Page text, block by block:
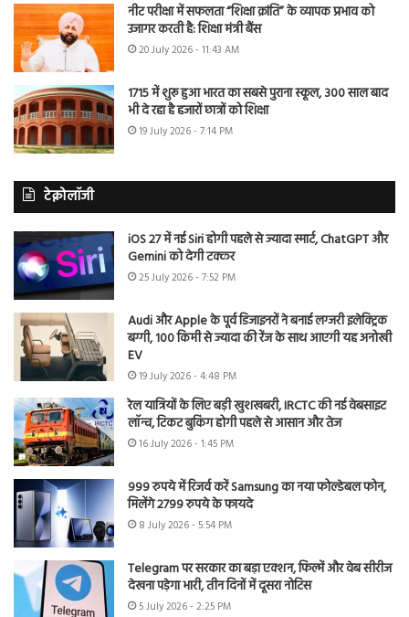
नीट परीक्षा में सफलता “शिक्षा क्रांति” के व्यापक प्रभाव को
उजागर करती है: शिक्षा मंत्री बैंस
20 July 2026 - 11:43 AM
1715 में शुरू हुआ भारत का सबसे पुराना स्कूल, 300 साल बाद
भी दे रहा है हजारों छात्रों को शिक्षा
19 July 2026 - 7:14 PM
टेक्नोलॉजी
iOS 27 में नई Siri होगी पहले से ज्यादा स्मार्ट, ChatGPT और
Gemini को देगी टक्कर
25 July 2026 - 7:52 PM
Audi और Apple के पूर्व डिजाइनरों ने बनाई लग्जरी इलेक्ट्रिक
बग्गी, 100 किमी से ज्यादा की रेंज के साथ आएगी यह अनोखी
EV
19 July 2026 - 4:48 PM
रेल यात्रियों के लिए बड़ी खुशखबरी, IRCTC की नई वेबसाइट
लॉन्च, टिकट बुकिंग होगी पहले से आसान और तेज
16 July 2026 - 1:45 PM
999 रुपये में रिजर्व करें Samsung का नया फोल्डेबल फोन,
मिलेंगे 2799 रुपये के फायदे
8 July 2026 - 5:54 PM
Telegram पर सरकार का बड़ा एक्शन, फिल्में और वेब सीरीज
देखना पड़ेगा भारी, तीन दिनों में दूसरा नोटिस
5 July 2026 - 2:25 PM